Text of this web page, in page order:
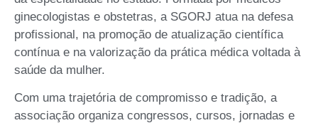
ginecologistas e obstetras, a SGORJ atua na defesa
profissional, na promoção de atualização científica
contínua e na valorização da prática médica voltada à
saúde da mulher.
Com uma trajetória de compromisso e tradição, a
associação organiza congressos, cursos, jornadas e